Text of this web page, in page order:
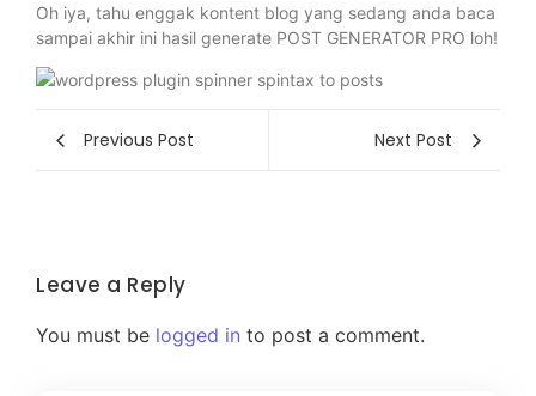
Oh iya, tahu enggak kontent blog yang sedang anda baca
sampai akhir ini hasil generate POST GENERATOR PRO loh!
Previous Post Next Post
Leave a Reply
You must be logged in to post a comment.